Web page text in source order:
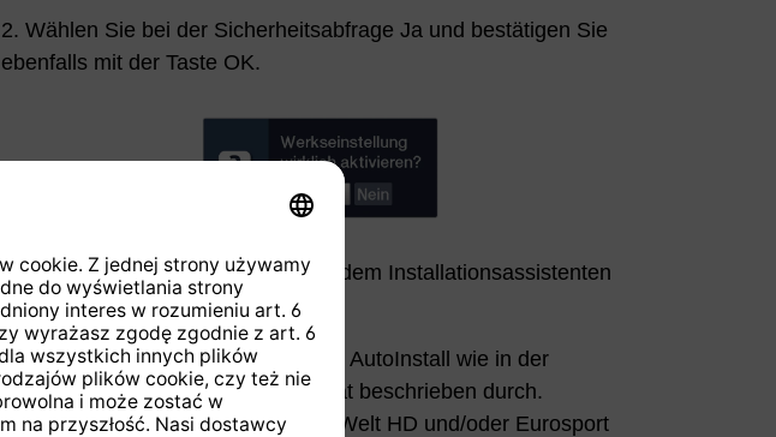
2. Wählen Sie bei der Sicherheitsabfrage Ja und bestätigen Sie
ebenfalls mit der Taste OK.
Anschließend startet das Gerät mit dem Installationsassistenten
AutoInstall.
Gehen Sie die einzelnen Schritte im AutoInstall wie in der
Bedienungsanleitung zu Ihrem Gerät beschrieben durch.
Anschließend sind die Programme Welt HD und/oder Eurosport